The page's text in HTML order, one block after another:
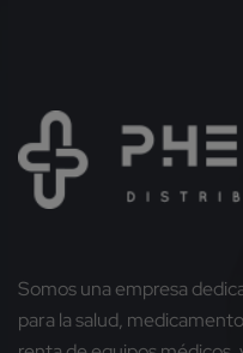
Somos una empresa
para la salud,